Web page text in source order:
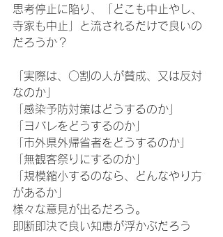
思考停止に陥り、「どこも中止やし、
寺家も中止」と流されるだけで良いの
だろうか？
「実際は、○割の人が賛成、又は反対
なのか」
「感染予防対策はどうするのか」
「ヨバレをどうするのか」
「市外県外帰省者をどうするのか」
「無観客祭りにするのか」
「規模縮小するのなら、どんなやり方
があるか」
様々な意見が出るだろう。
即断即決で良い知恵が浮かぶだろう